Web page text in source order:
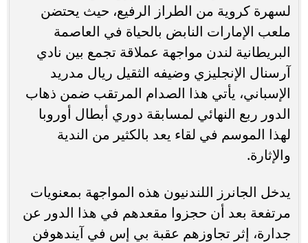
لسهرة كروية من الطراز الرفيع، حيث يحتضن
ملعب الإمارات النابض بالحياة في العاصمة
البريطانية لندن مواجهة عملاقة تجمع بين نادي
آرسنال الإنجليزي وضيفه الثقيل ريال مدريد
الإسباني، يأتي هذا الصدام المرتقب ضمن ذهاب
الدور ربع النهائي لمسابقة دوري أبطال أوروبا
لهذا الموسم في لقاء يعد بالكثير من الندية
والإثارة.
يدخل الجانرز اللندنيون هذه المواجهة بمعنويات
مرتفعة بعد أن حجزوا مقعدهم في هذا الدور عن
جدارة، إثر تجاوزهم عقبة بي إس في آيندهوفن